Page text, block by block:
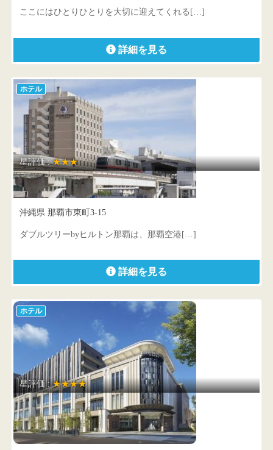
ここにはひとりひとりを大切に迎えてくれる[…]
詳細を見る
ホテル
星評価 :★★★
ダブルツリーbyヒルトン那覇
沖縄県 那覇市東町3-15
ダブルツリーbyヒルトン那覇は、那覇空港[…]
詳細を見る
ホテル
星評価 :★★★★
ストリングスホテル 名古屋
愛知県 名古屋市中村区平池町4-60-7